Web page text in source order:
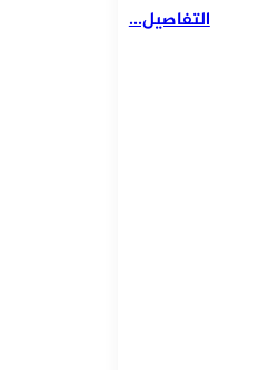
التفاصيل...